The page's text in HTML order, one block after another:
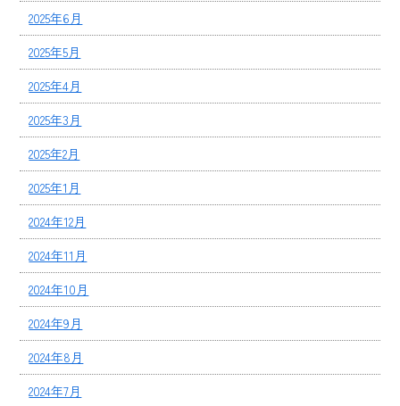
2025年6月
2025年5月
2025年4月
2025年3月
2025年2月
2025年1月
2024年12月
2024年11月
2024年10月
2024年9月
2024年8月
2024年7月